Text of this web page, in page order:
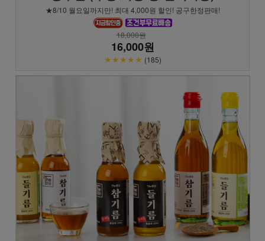
★8/10 월요일까지만! 최대 4,000원 할인! 공구한정판매!
18,000원
16,000원
★★★★★ (185)